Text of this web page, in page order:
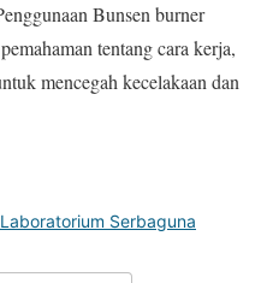
Bunsen burner
tentang cara kerja,
mencegah kecelakaan dan
Serbaguna